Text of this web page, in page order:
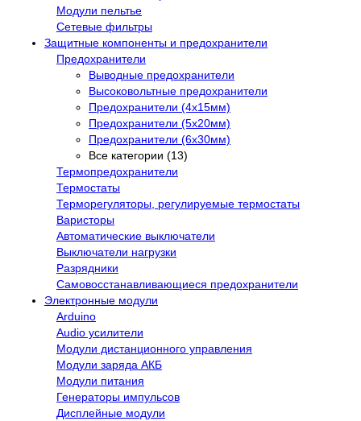
Модули пельтье
Сетевые фильтры
Защитные компоненты и предохранители
Предохранители
Выводные предохранители
Высоковольтные предохранители
Предохранители (4х15мм)
Предохранители (5х20мм)
Предохранители (6х30мм)
Все категории (13)
Термопредохранители
Термостаты
Терморегуляторы, регулируемые термостаты
Варисторы
Автоматические выключатели
Выключатели нагрузки
Разрядники
Самовосстанавливающиеся предохранители
Электронные модули
Arduino
Audio усилители
Модули дистанционного управления
Модули заряда АКБ
Модули питания
Генераторы импульсов
Дисплейные модули